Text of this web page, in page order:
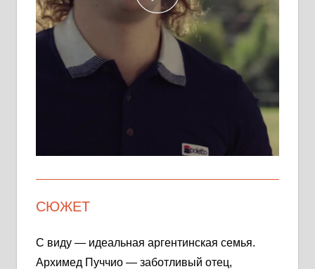
СЮЖЕТ
С виду — идеальная аргентинская семья.
Архимед Пуччио — заботливый отец,